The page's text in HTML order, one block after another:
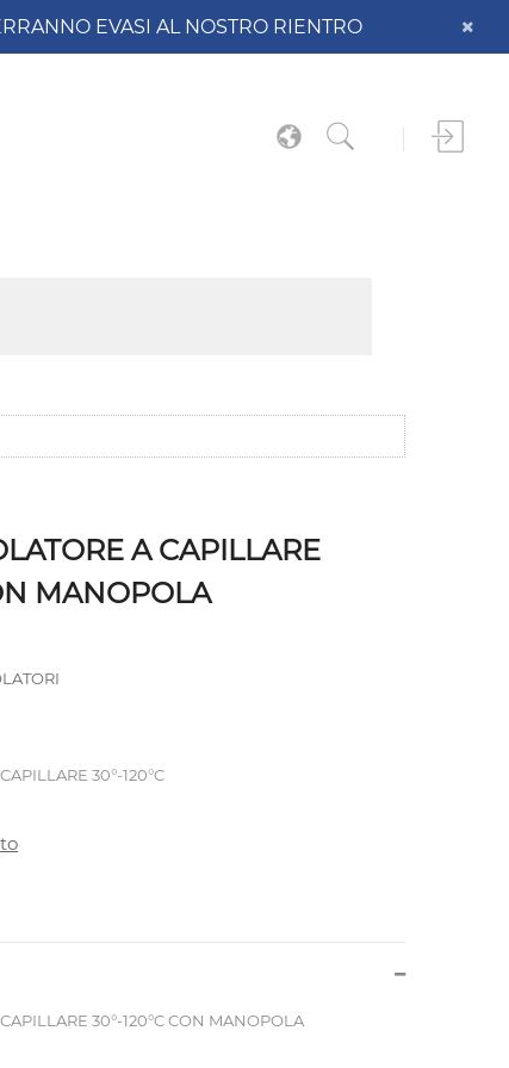
EVASI AL NOSTRO RIENTRO
A CAPILLARE
MANOPOLA
30°-120°C
30°-120°C CON MANOPOLA